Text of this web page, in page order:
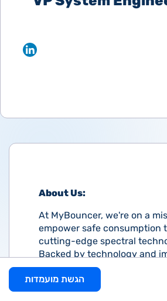
About Us:
At MyBouncer, we're on a
empower safe consumption
cutting-edge spectral
Backed by technology and
investors, we're at the
innovation, pioneering
ensure people can embrace
הגשת מועמדות